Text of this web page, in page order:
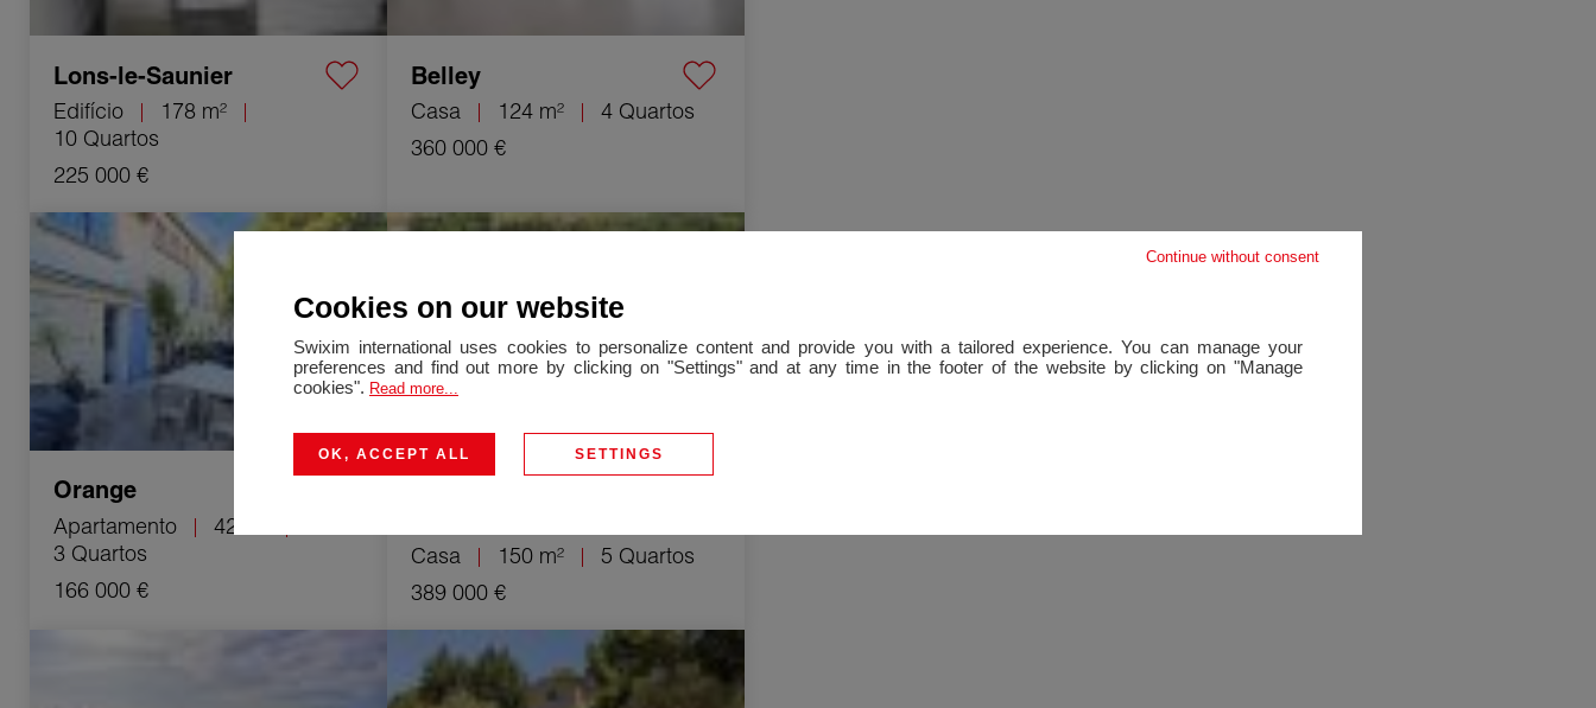
Lons-le-Saunier
Edifício
178 m²
10 Quartos
225 000 €
Belley
Casa 124 m²
4 Quartos
360 000 €
Venda Apartamento Orange 3 Quartos
Orange
Apartamento
42 m²
3 Quartos
166 000 €
Venda Casa Saint-Pantaléon-les-Vignes
Casa 150 m²
5 Quartos
389 000 €
Venda Casa Nîmes 4 Quartos 202 m²
Continue without consent
Cookies on our website
Swixim international uses cookies to personalize content and provide you with a tailored experience. You can manage your
preferences and find out more by clicking on "Settings" and at any time in the footer of the website by clicking on "Manage
cookies". Read more...
OK, ACCEPT ALL SETTINGS